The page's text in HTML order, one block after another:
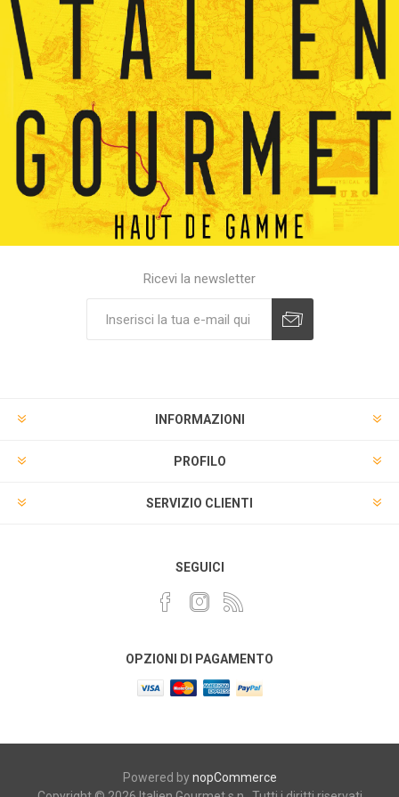
Ricevi la newsletter
INFORMAZIONI
PROFILO
SERVIZIO CLIENTI
SEGUICI
OPZIONI DI PAGAMENTO
Powered bynopCommerce